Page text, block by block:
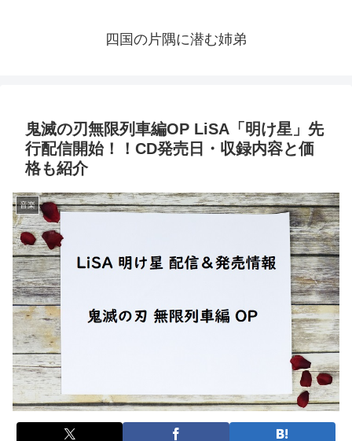
四国の片隅に潜む姉弟
鬼滅の刃無限列車編OP LiSA「明け星」先
行配信開始！！CD発売日・収録内容と価
格も紹介
音楽